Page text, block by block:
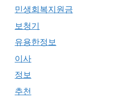
민생회복지원금
보청기
유용한정보
이사
정보
추천